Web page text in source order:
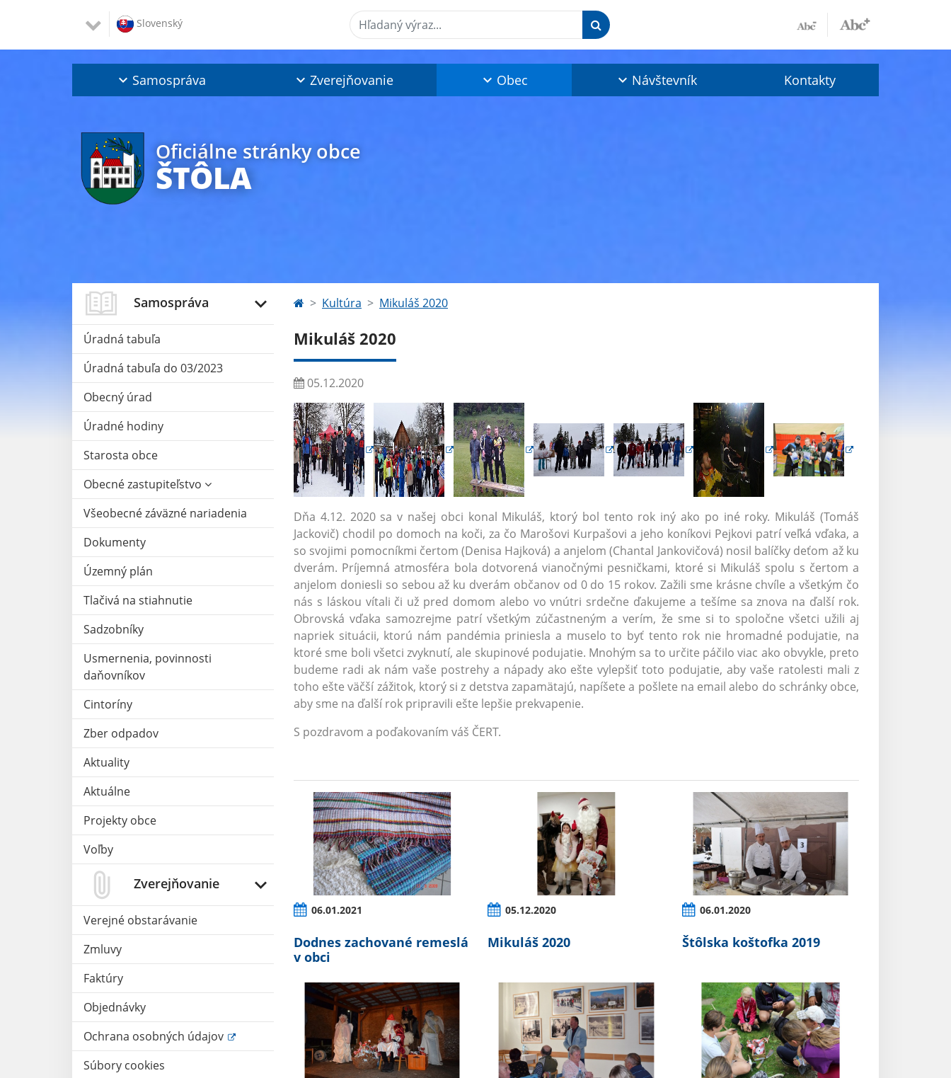
Slovenský Hľadaný výraz...
Samospráva Zverejňovanie Obec Návštevník Kontakty
Oficiálne stránky obce
ŠTÔLA
Samospráva
Úradná tabuľa
Úradná tabuľa do 03/2023
Obecný úrad
Úradné hodiny
Starosta obce
Obecné zastupiteľstvo
Všeobecné záväzné nariadenia
Dokumenty
Územný plán
Tlačivá na stiahnutie
Sadzobníky
Usmernenia, povinnosti
daňovníkov
Cintoríny
Zber odpadov
Aktuality
Aktuálne
Projekty obce
Voľby
Zverejňovanie
Verejné obstarávanie
Zmluvy
Faktúry
Objednávky
Ochrana osobných údajov
Súbory cookies
Kultúra Mikuláš 2020
Mikuláš 2020
05.12.2020
Dňa 4.12. 2020 sa v našej obci konal Mikuláš, ktorý bol tento rok iný ako po iné roky. Mikuláš (Tomáš
Jackovič) chodil po domoch na koči, za čo Marošovi Kurpašovi a jeho koníkovi Pejkovi patrí veľká vďaka, a
so svojimi pomocníkmi čertom (Denisa Hajková) a anjelom (Chantal Jankovičová) nosil balíčky deťom až ku
dverám. Príjemná atmosféra bola dotvorená vianočnými pesničkami, ktoré si Mikuláš spolu s čertom a
anjelom doniesli so sebou až ku dverám občanov od 0 do 15 rokov. Zažili sme krásne chvíle a všetkým čo
nás s láskou vítali či už pred domom alebo vo vnútri srdečne ďakujeme a tešíme sa znova na ďalší rok.
Obrovská vďaka samozrejme patrí všetkým zúčastneným a verím, že sme si to spoločne všetci užili aj
napriek situácii, ktorú nám pandémia priniesla a muselo to byť tento rok nie hromadné podujatie, na
ktoré sme boli všetci zvyknutí, ale skupinové podujatie. Mnohým sa to určite páčilo viac ako obvykle, preto
budeme radi ak nám vaše postrehy a nápady ako ešte vylepšiť toto podujatie, aby vaše ratolesti mali z
toho ešte väčší zážitok, ktorý si z detstva zapamätajú, napíšete a pošlete na email alebo do schránky obce,
aby sme na ďalší rok pripravili ešte lepšie prekvapenie.
S pozdravom a poďakovaním váš ČERT.
06.01.2021
Dodnes zachované remeslá
v obci
05.12.2020
Mikuláš 2020
06.01.2020
Štôlska koštofka 2019